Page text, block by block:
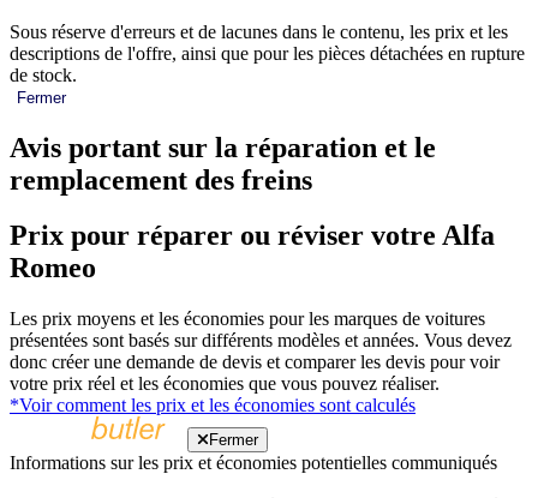
Sous réserve d'erreurs et de lacunes dans le contenu, les prix et les
descriptions de l'offre, ainsi que pour les pièces détachées en rupture
de stock.
Fermer
Avis portant sur la réparation et le
remplacement des freins
Prix pour réparer ou réviser votre Alfa
Romeo
Les prix moyens et les économies pour les marques de voitures
présentées sont basés sur différents modèles et années. Vous devez
donc créer une demande de devis et comparer les devis pour voir
votre prix réel et les économies que vous pouvez réaliser.
*Voir comment les prix et les économies sont calculés
Fermer
Informations sur les prix et économies potentielles communiqués